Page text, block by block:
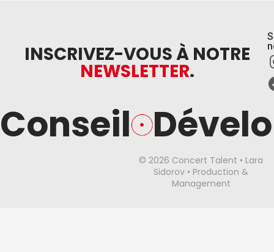
INSCRIVEZ-VOUS À NOTRE
NEWSLETTER.
Conseil
© 2026 Concert Talent • Lara
Sidorov • Production &
Management